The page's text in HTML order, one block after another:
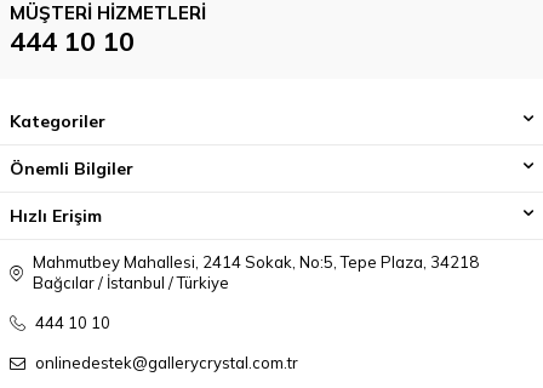
MÜŞTERI HIZMETLERI
444 10 10
Kategoriler
Önemli Bilgiler
Hızlı Erişim
Mahmutbey Mahallesi, 2414 Sokak, No:5, Tepe Plaza, 34218
Bağcılar / İstanbul / Türkiye
444 10 10
onlinedestek@gallerycrystal.com.tr